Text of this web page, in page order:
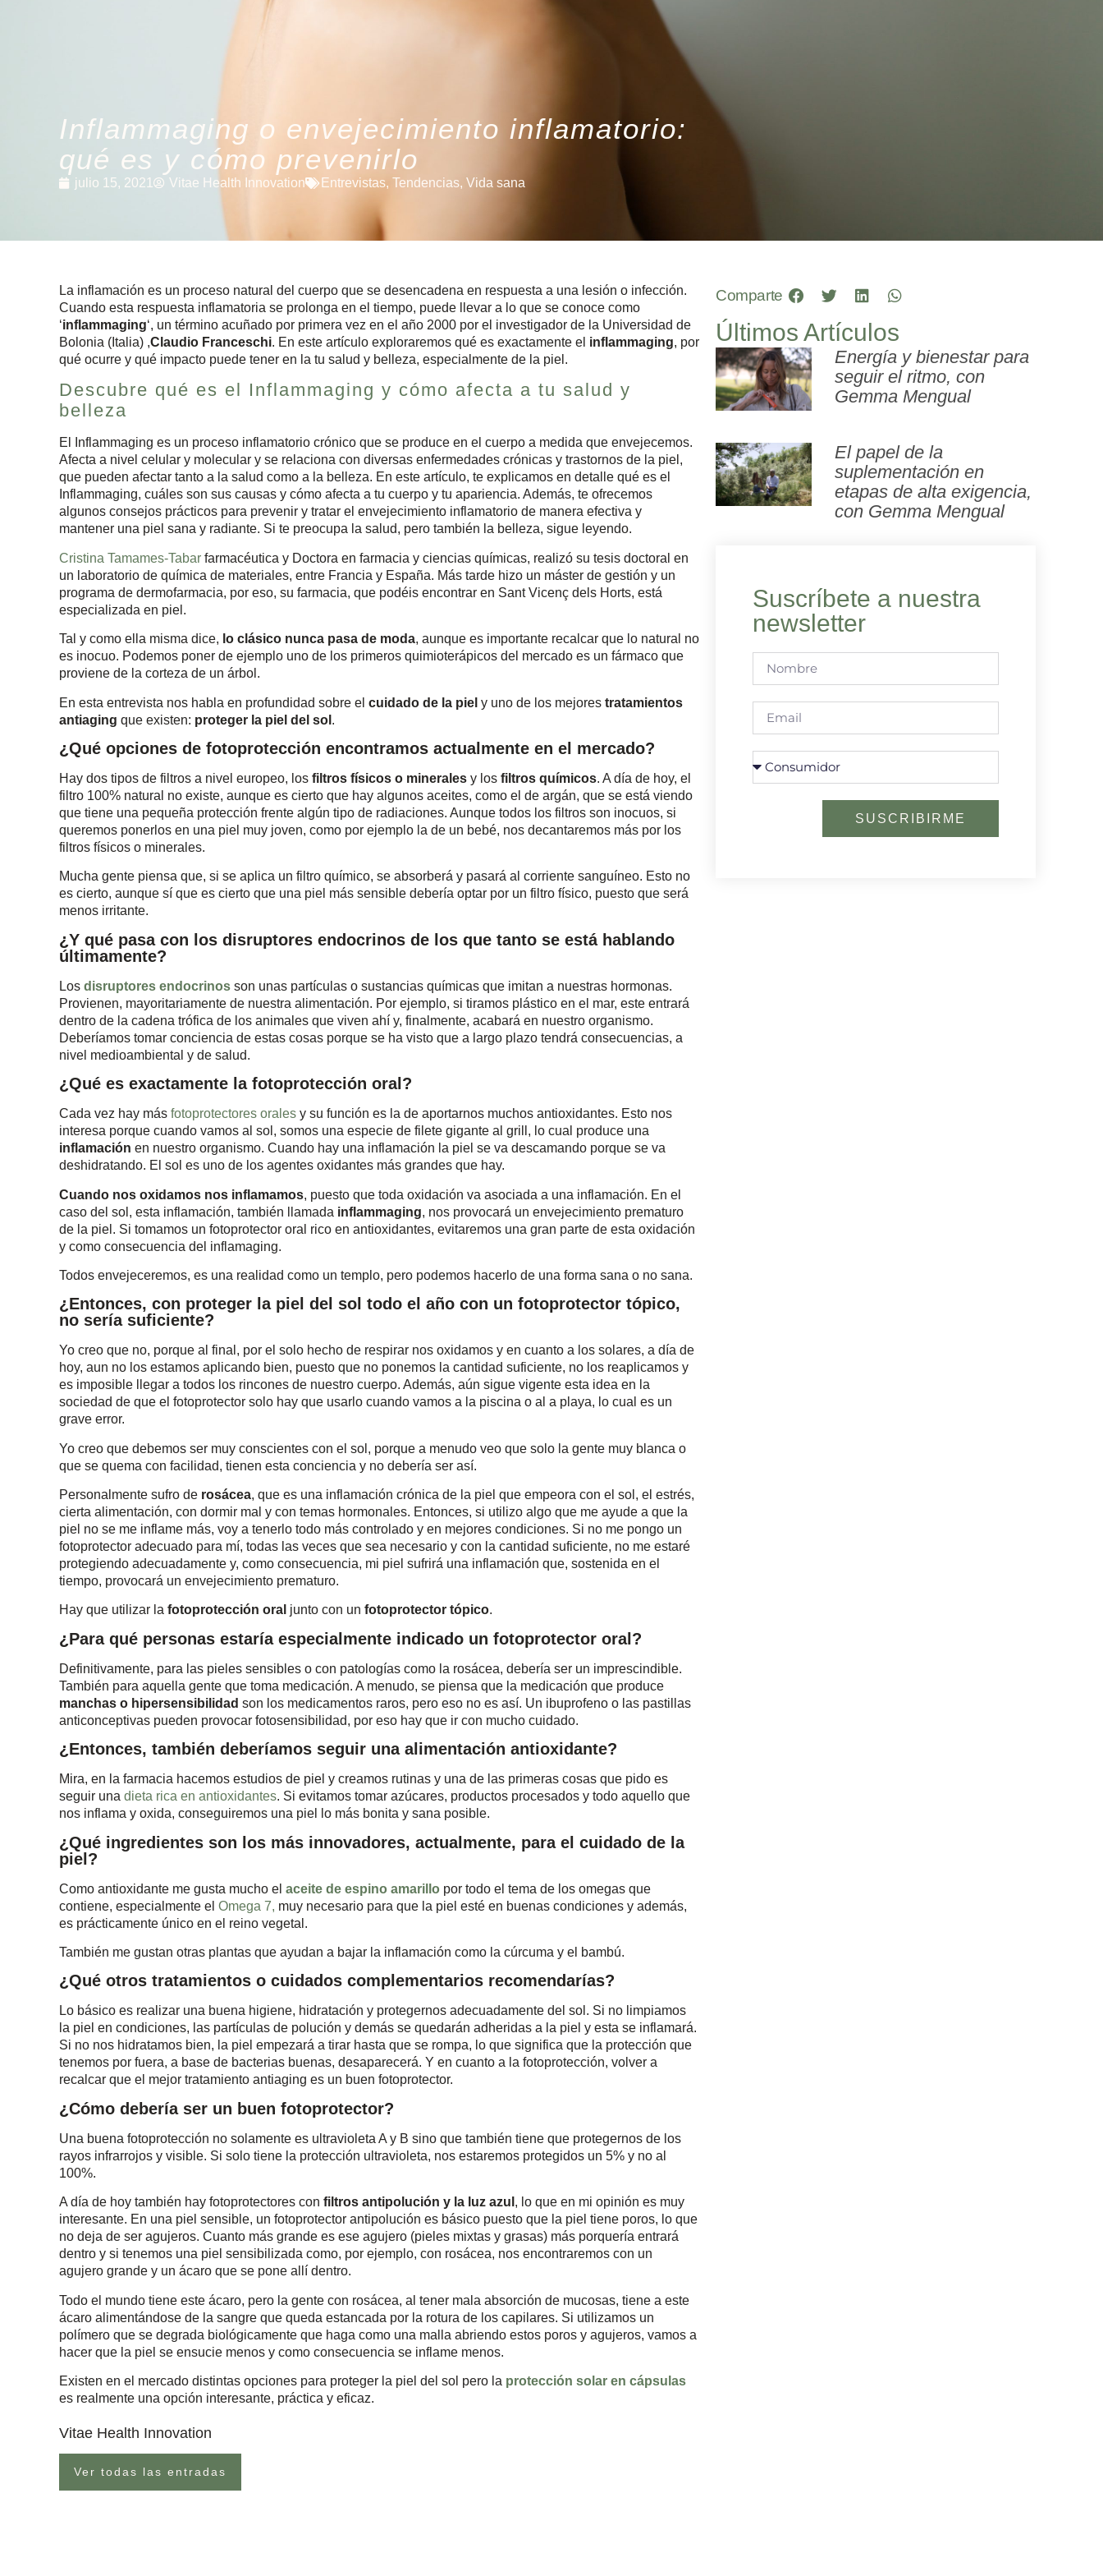
Inflammaging o envejecimiento inflamatorio:
qué es y cómo prevenirlo
julio 15, 2021 Vitae Health Innovation Entrevistas, Tendencias, Vida sana
La inflamación es un proceso natural del cuerpo que se desencadena en respuesta a una lesión o infección.
Cuando esta respuesta inflamatoria se prolonga en el tiempo, puede llevar a lo que se conoce como
‘inflammaging‘, un término acuñado por primera vez en el año 2000 por el investigador de la Universidad de
Bolonia (Italia) ,Claudio Franceschi. En este artículo exploraremos qué es exactamente el inflammaging, por
qué ocurre y qué impacto puede tener en la tu salud y belleza, especialmente de la piel.
Descubre qué es el Inflammaging y cómo afecta a tu salud y
belleza
El Inflammaging es un proceso inflamatorio crónico que se produce en el cuerpo a medida que envejecemos.
Afecta a nivel celular y molecular y se relaciona con diversas enfermedades crónicas y trastornos de la piel,
que pueden afectar tanto a la salud como a la belleza. En este artículo, te explicamos en detalle qué es el
Inflammaging, cuáles son sus causas y cómo afecta a tu cuerpo y tu apariencia. Además, te ofrecemos
algunos consejos prácticos para prevenir y tratar el envejecimiento inflamatorio de manera efectiva y
mantener una piel sana y radiante. Si te preocupa la salud, pero también la belleza, sigue leyendo.
Cristina Tamames-Tabar farmacéutica y Doctora en farmacia y ciencias químicas, realizó su tesis doctoral en
un laboratorio de química de materiales, entre Francia y España. Más tarde hizo un máster de gestión y un
programa de dermofarmacia, por eso, su farmacia, que podéis encontrar en Sant Vicenç dels Horts, está
especializada en piel.
Tal y como ella misma dice, lo clásico nunca pasa de moda, aunque es importante recalcar que lo natural no
es inocuo. Podemos poner de ejemplo uno de los primeros quimioterápicos del mercado es un fármaco que
proviene de la corteza de un árbol.
En esta entrevista nos habla en profundidad sobre el cuidado de la piel y uno de los mejores tratamientos
antiaging que existen: proteger la piel del sol .
¿Qué opciones de fotoprotección encontramos actualmente en el mercado?
Hay dos tipos de filtros a nivel europeo, los filtros físicos o minerales y los filtros químicos. A día de hoy, el
filtro 100% natural no existe, aunque es cierto que hay algunos aceites, como el de argán, que se está viendo
que tiene una pequeña protección frente algún tipo de radiaciones. Aunque todos los filtros son inocuos, si
queremos ponerlos en una piel muy joven, como por ejemplo la de un bebé, nos decantaremos más por los
filtros físicos o minerales.
Mucha gente piensa que, si se aplica un filtro químico, se absorberá y pasará al corriente sanguíneo. Esto no
es cierto, aunque sí que es cierto que una piel más sensible debería optar por un filtro físico, puesto que será
menos irritante.
¿Y qué pasa con los disruptores endocrinos de los que tanto se está hablando
últimamente?
Los disruptores endocrinos son unas partículas o sustancias químicas que imitan a nuestras hormonas.
Provienen, mayoritariamente de nuestra alimentación. Por ejemplo, si tiramos plástico en el mar, este entrará
dentro de la cadena trófica de los animales que viven ahí y, finalmente, acabará en nuestro organismo.
Deberíamos tomar conciencia de estas cosas porque se ha visto que a largo plazo tendrá consecuencias, a
nivel medioambiental y de salud.
¿Qué es exactamente la fotoprotección oral?
Cada vez hay más fotoprotectores orales y su función es la de aportarnos muchos antioxidantes. Esto nos
interesa porque cuando vamos al sol, somos una especie de filete gigante al grill, lo cual produce una
inflamación en nuestro organismo. Cuando hay una inflamación la piel se va descamando porque se va
deshidratando. El sol es uno de los agentes oxidantes más grandes que hay.
Cuando nos oxidamos nos inflamamos, puesto que toda oxidación va asociada a una inflamación. En el
caso del sol, esta inflamación, también llamada inflammaging, nos provocará un envejecimiento prematuro
de la piel. Si tomamos un fotoprotector oral rico en antioxidantes, evitaremos una gran parte de esta oxidación
y como consecuencia del inflamaging.
Todos envejeceremos, es una realidad como un templo, pero podemos hacerlo de una forma sana o no sana.
¿Entonces, con proteger la piel del sol todo el año con un fotoprotector tópico,
no sería suficiente?
Yo creo que no, porque al final, por el solo hecho de respirar nos oxidamos y en cuanto a los solares, a día de
hoy, aun no los estamos aplicando bien, puesto que no ponemos la cantidad suficiente, no los reaplicamos y
es imposible llegar a todos los rincones de nuestro cuerpo. Además, aún sigue vigente esta idea en la
sociedad de que el fotoprotector solo hay que usarlo cuando vamos a la piscina o al a playa, lo cual es un
grave error.
Yo creo que debemos ser muy conscientes con el sol, porque a menudo veo que solo la gente muy blanca o
que se quema con facilidad, tienen esta conciencia y no debería ser así.
Personalmente sufro de rosácea, que es una inflamación crónica de la piel que empeora con el sol, el estrés,
cierta alimentación, con dormir mal y con temas hormonales. Entonces, si utilizo algo que me ayude a que la
piel no se me inflame más, voy a tenerlo todo más controlado y en mejores condiciones. Si no me pongo un
fotoprotector adecuado para mí, todas las veces que sea necesario y con la cantidad suficiente, no me estaré
protegiendo adecuadamente y, como consecuencia, mi piel sufrirá una inflamación que, sostenida en el
tiempo, provocará un envejecimiento prematuro.
Hay que utilizar la fotoprotección oral junto con un fotoprotector tópico.
¿Para qué personas estaría especialmente indicado un fotoprotector oral?
Definitivamente, para las pieles sensibles o con patologías como la rosácea, debería ser un imprescindible.
También para aquella gente que toma medicación. A menudo, se piensa que la medicación que produce
manchas o hipersensibilidad son los medicamentos raros, pero eso no es así. Un ibuprofeno o las pastillas
anticonceptivas pueden provocar fotosensibilidad, por eso hay que ir con mucho cuidado.
¿Entonces, también deberíamos seguir una alimentación antioxidante?
Mira, en la farmacia hacemos estudios de piel y creamos rutinas y una de las primeras cosas que pido es
seguir una dieta rica en antioxidantes. Si evitamos tomar azúcares, productos procesados y todo aquello que
nos inflama y oxida, conseguiremos una piel lo más bonita y sana posible.
¿Qué ingredientes son los más innovadores, actualmente, para el cuidado de la
piel?
Como antioxidante me gusta mucho el aceite de espino amarillo por todo el tema de los omegas que
contiene, especialmente el Omega 7, muy necesario para que la piel esté en buenas condiciones y además,
es prácticamente único en el reino vegetal.
También me gustan otras plantas que ayudan a bajar la inflamación como la cúrcuma y el bambú.
¿Qué otros tratamientos o cuidados complementarios recomendarías?
Lo básico es realizar una buena higiene, hidratación y protegernos adecuadamente del sol. Si no limpiamos
la piel en condiciones, las partículas de polución y demás se quedarán adheridas a la piel y esta se inflamará.
Si no nos hidratamos bien, la piel empezará a tirar hasta que se rompa, lo que significa que la protección que
tenemos por fuera, a base de bacterias buenas, desaparecerá. Y en cuanto a la fotoprotección, volver a
recalcar que el mejor tratamiento antiaging es un buen fotoprotector.
¿Cómo debería ser un buen fotoprotector?
Una buena fotoprotección no solamente es ultravioleta A y B sino que también tiene que protegernos de los
rayos infrarrojos y visible. Si solo tiene la protección ultravioleta, nos estaremos protegidos un 5% y no al
100%.
A día de hoy también hay fotoprotectores con filtros antipolución y la luz azul , lo que en mi opinión es muy
interesante. En una piel sensible, un fotoprotector antipolución es básico puesto que la piel tiene poros, lo que
no deja de ser agujeros. Cuanto más grande es ese agujero (pieles mixtas y grasas) más porquería entrará
dentro y si tenemos una piel sensibilizada como, por ejemplo, con rosácea, nos encontraremos con un
agujero grande y un ácaro que se pone allí dentro.
Todo el mundo tiene este ácaro, pero la gente con rosácea, al tener mala absorción de mucosas, tiene a este
ácaro alimentándose de la sangre que queda estancada por la rotura de los capilares. Si utilizamos un
polímero que se degrada biológicamente que haga como una malla abriendo estos poros y agujeros, vamos a
hacer que la piel se ensucie menos y como consecuencia se inflame menos.
Existen en el mercado distintas opciones para proteger la piel del sol pero la protección solar en cápsulas
es realmente una opción interesante, práctica y eficaz.
Vitae Health Innovation
Ver todas las entradas
Comparte
Últimos Artículos
Energía y bienestar para
seguir el ritmo, con
Gemma Mengual
El papel de la
suplementación en
etapas de alta exigencia,
con Gemma Mengual
Suscríbete a nuestra
newsletter
SUSCRIBIRME